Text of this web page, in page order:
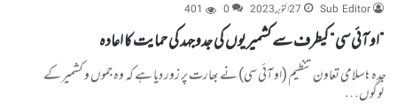
Sub Editor
27 اکتوبر, 2023 0
401
”او آئی سی “ کیطرف سے کشمیریوں کی جدوجہد کی حمایت کا اعادہ
جدہ: اسلامی تعاون تنظیم (او آئی سی) نے بھارت پر زور دیا ہے کہ وہ جموں و کشمیر کے
لوگوں…